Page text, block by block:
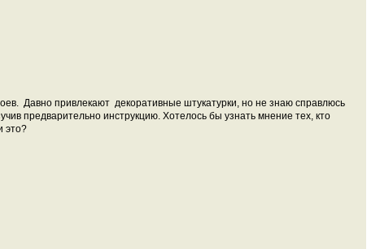
Давно привлекают декоративные штукатурки, но не знаю справлюсь
предварительно инструкцию. Хотелось бы узнать мнение тех, кто
это?